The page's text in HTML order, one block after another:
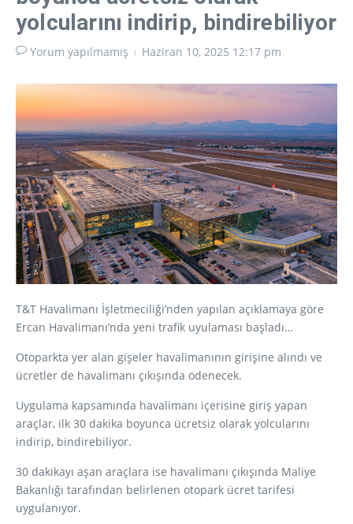
yolcularını indirip, bindirebiliyor
Yorum yapılmamış Haziran 10, 2025 12:17 pm
T&T Havalimanı İşletmeciliği’nden yapılan açıklamaya göre
Ercan Havalimanı’nda yeni trafik uyulaması başladı…
Otoparkta yer alan gişeler havalimanının girişine alındı ve
ücretler de havalimanı çıkışında ödenecek.
Uygulama kapsamında havalimanı içerisine giriş yapan
araçlar, ilk 30 dakika boyunca ücretsiz olarak yolcularını
indirip, bindirebiliyor.
30 dakikayı aşan araçlara ise havalimanı çıkışında Maliye
Bakanlığı tarafından belirlenen otopark ücret tarifesi
uygulanıyor.